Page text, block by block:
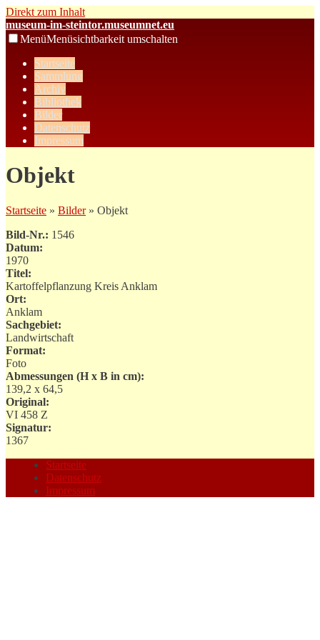
Direkt zum Inhalt
museum-im-steintor.museumnet.eu
MenüMenüsichtbarkeit umschalten
Startseite
Sammlung
Archiv
Bibliothek
Bilder
Datenschutz
Impressum
Objekt
Startseite » Bilder» Objekt
Bild-Nr.: 1546
Datum:
1970
Titel:
Kartoffelpflanzung Kreis Anklam
Ort:
Anklam
Sachgebiet:
Landwirtschaft
Format:
Foto
Abmessungen (H x B in cm):
139,2 x 64,5
Original:
VI 458 Z
Signatur:
1367
Startseite
Datenschutz
Impressum